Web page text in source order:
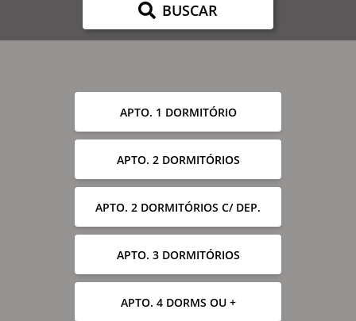
BUSCAR
APTO. 1 DORMITÓRIO
APTO. 2 DORMITÓRIOS
APTO. 2 DORMITÓRIOS C/ DEP.
APTO. 3 DORMITÓRIOS
APTO. 4 DORMS OU +